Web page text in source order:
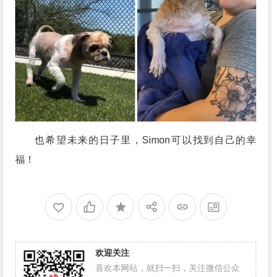
也希望未来的日子里，Simon可以找到自己的幸
福！
欢迎关注
喜欢本网站，就扫一扫，关注微信公众